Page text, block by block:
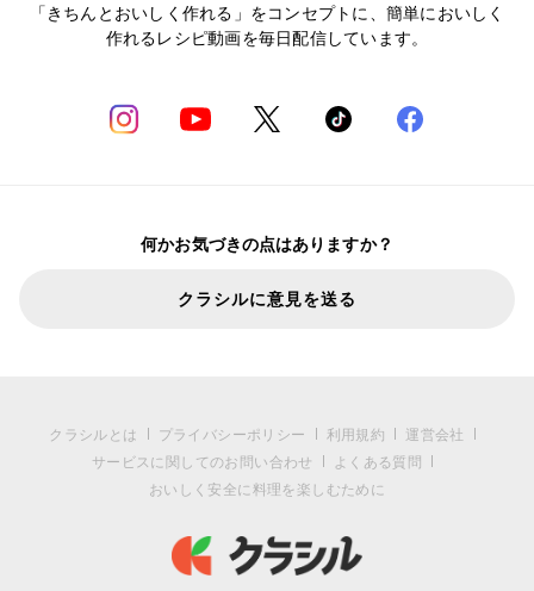
「きちんとおいしく作れる」をコンセプトに、簡単においしく
作れるレシピ動画を毎日配信しています。
何かお気づきの点はありますか？
クラシルに意見を送る
クラシルとは プライバシーポリシー 利用規約
運営会社
サービスに関してのお問い合わせ
よくある質問
おいしく安全に料理を楽しむために